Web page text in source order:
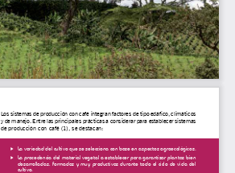
Los sistemas de producción con café integran factores de tipo edáfico, climáticos
y de manejo. Entre las principales prácticas a considerar para establecer sistemas
de producción con café (1), se destacan:
La variedad del cultivo que se selecciona con base en aspectos agroecológicos.
La procedencia del material vegetal a establecer para garantizar plantas bien
desarrolladas, formadas y muy productivas durante todo el ciclo de vida del
cultivo.